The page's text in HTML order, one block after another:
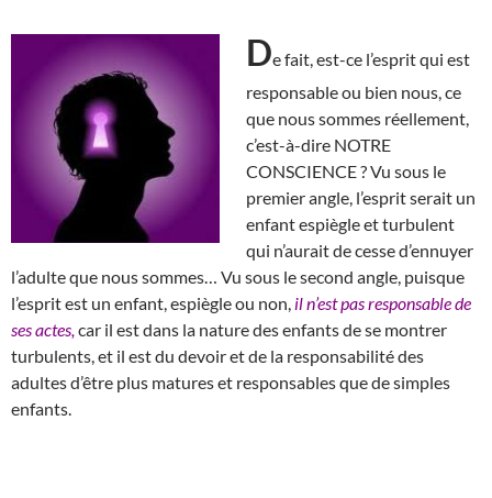
De fait, est-ce l’esprit qui est
responsable ou bien nous, ce
que nous sommes réellement,
c’est-à-dire NOTRE
CONSCIENCE ? Vu sous le
premier angle, l’esprit serait un
enfant espiègle et turbulent
qui n’aurait de cesse d’ennuyer
l’adulte que nous sommes… Vu sous le second angle, puisque
l’esprit est un enfant, espiègle ou non, il n’est pas responsable de
ses actes, car il est dans la nature des enfants de se montrer
turbulents, et il est du devoir et de la responsabilité des
adultes d’être plus matures et responsables que de simples
enfants.